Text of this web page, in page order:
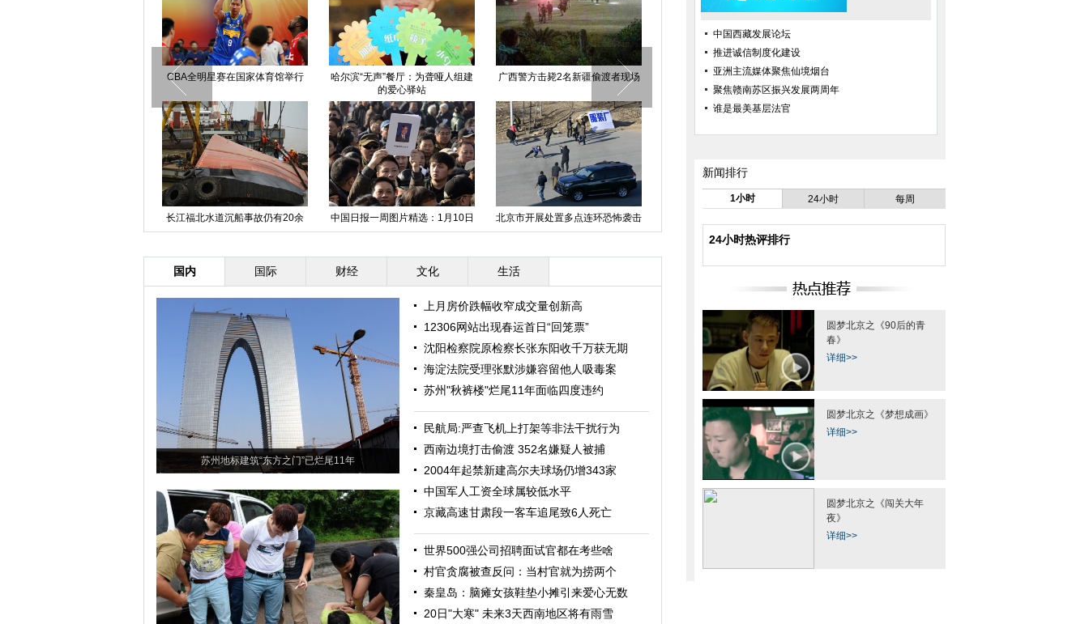
吉林长春女孩雪地表演钢管舞
中国援非抗埃医疗队首批队员回国
长江福北水道沉船事故仍有20余
人失踪
广西一大排档煤气罐爆炸已致6死
小米旗舰新品发布会在京举行
女工头被撞身亡 丈夫含泪给工友
结薪10万
长沙街头现反腐败漫画 城管称过
于负能量
国内 国际 财经 文化 生活
苏州地标建筑“东方之门”已烂尾11年
上月房价跌幅收窄成交量创新高
12306网站出现春运首日“回笼票”
沈阳检察院原检察长张东阳收千万获无期
海淀法院受理张默涉嫌容留他人吸毒案
苏州"秋裤楼"烂尾11年面临四度违约
民航局:严查飞机上打架等非法干扰行为
西南边境打击偷渡 352名嫌疑人被捕
2004年起禁新建高尔夫球场仍增343家
中国军人工资全球属较低水平
京藏高速甘肃段一客车追尾致6人死亡
世界500强公司招聘面试官都在考些啥
村官贪腐被查反问：当村官就为捞两个
秦皇岛：脑瘫女孩鞋垫小摊引来爱心无数
20日"大寒" 未来3天西南地区将有雨雪
中国西藏发展论坛
推进诚信制度化建设
亚洲主流媒体聚焦仙境烟台
聚焦赣南苏区振兴发展两周年
谁是最美基层法官
新闻排行
1小时 24小时 每周
24小时热评排行
圆梦北京之《90后的青
春》
详细>>
圆梦北京之《梦想成画》
详细>>
圆梦北京之《闯关大年
夜》
详细>>